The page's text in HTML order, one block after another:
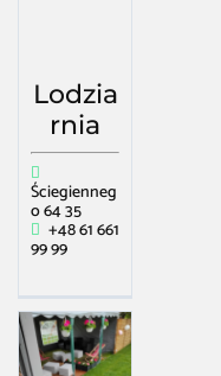
Lodzia
rnia
Ściegienneg
o 64 35
+48 61 661
99 99